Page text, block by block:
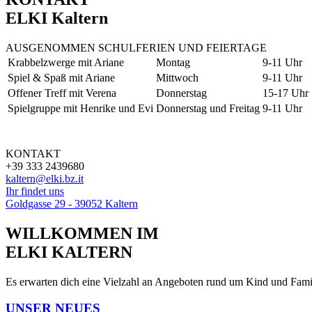
ELKI Kaltern
AUSGENOMMEN SCHULFERIEN UND FEIERTAGE
Krabbelzwerge mit Ariane
Montag
9-11 Uhr
Spiel & Spaß mit Ariane
Mittwoch
9-11 Uhr
Offener Treff mit Verena
Donnerstag
15-17 Uhr
Spielgruppe mit Henrike und Evi Donnerstag und Freitag 9-11 Uhr
KONTAKT
+39 333 2439680
kaltern@elki.bz.it
Ihr findet uns
Goldgasse 29 - 39052 Kaltern
WILLKOMMEN IM
ELKI KALTERN
Es erwarten dich eine Vielzahl an Angeboten rund um Kind und
UNSER NEUES